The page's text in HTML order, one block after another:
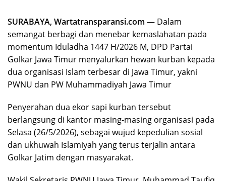
SURABAYA, Wartatransparansi.com — Dalam
semangat berbagi dan menebar kemaslahatan pada
momentum Iduladha 1447 H/2026 M, DPD Partai
Golkar Jawa Timur menyalurkan hewan kurban kepada
dua organisasi Islam terbesar di Jawa Timur, yakni
PWNU dan PW Muhammadiyah Jawa Timur
Penyerahan dua ekor sapi kurban tersebut
berlangsung di kantor masing-masing organisasi pada
Selasa (26/5/2026), sebagai wujud kepedulian sosial
dan ukhuwah Islamiyah yang terus terjalin antara
Golkar Jatim dengan masyarakat.